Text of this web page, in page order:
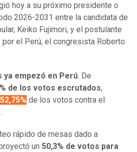
hoy a su próximo presidente o
2026-2031 entre la candidata de
Keiko Fujimori, y el postulante
el Perú, el congresista Roberto
ya empezó en Perú. De
de los votos escrutados,
52,75% de los votos contra el
rápido de mesas dado a
un 50,3% de votos para